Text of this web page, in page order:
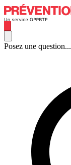
Posez une question...